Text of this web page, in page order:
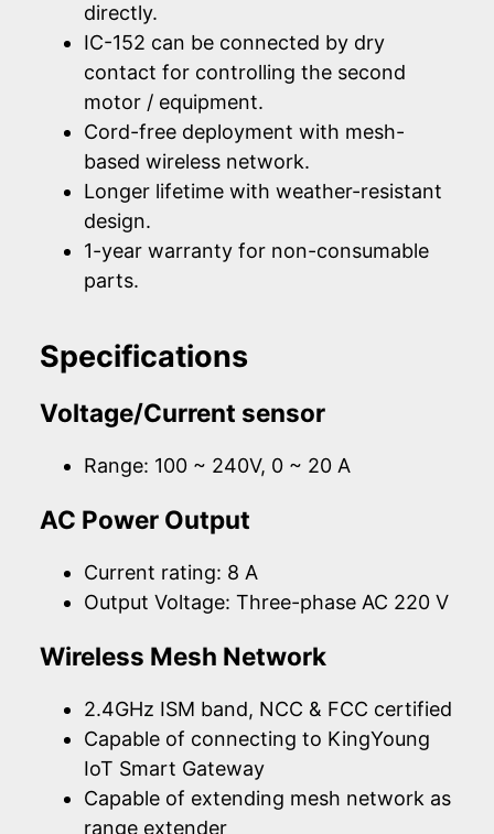
directly.
IC-152 can be connected by dry
contact for controlling the second
motor / equipment.
Cord-free deployment with mesh-
based wireless network.
Longer lifetime with weather-resistant
design.
1-year warranty for non-consumable
parts.
Specifications
Voltage/Current sensor
Range: 100 ~ 240V, 0 ~ 20 A
AC Power Output
Current rating: 8 A
Output Voltage: Three-phase AC 220 V
Wireless Mesh Network
2.4GHz ISM band, NCC & FCC certified
Capable of connecting to KingYoung
IoT Smart Gateway
Capable of extending mesh network as
range extender